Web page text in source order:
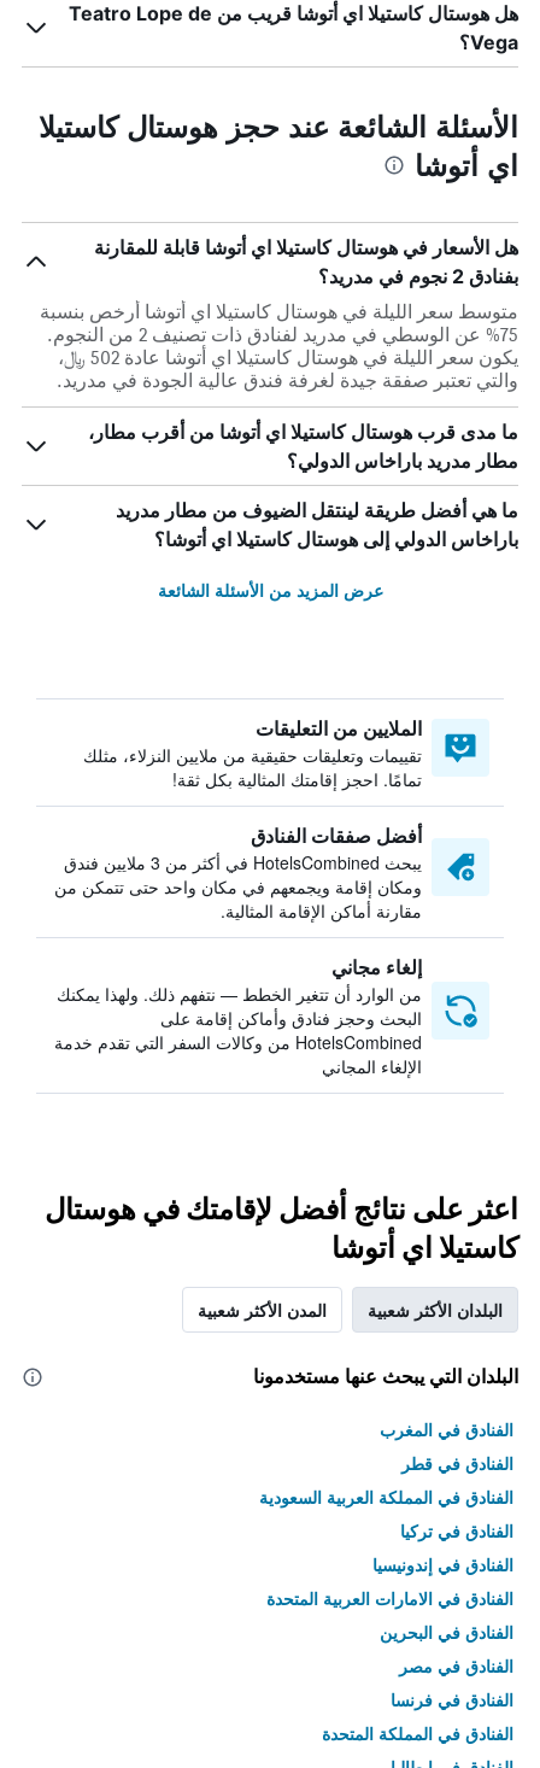
هل هوستال كاستيلا اي أتوشا قريب من Teatro Lope de
Vega؟
الأسئلة الشائعة عند حجز هوستال كاستيلا
اي أتوشا
هل الأسعار في هوستال كاستيلا اي أتوشا قابلة للمقارنة
بفنادق 2 نجوم في مدريد؟
متوسط سعر الليلة في هوستال كاستيلا اي أتوشا أرخص بنسبة
75% عن الوسطي في مدريد لفنادق ذات تصنيف 2 من النجوم.
يكون سعر الليلة في هوستال كاستيلا اي أتوشا عادة 502 ﷼،
والتي تعتبر صفقة جيدة لغرفة فندق عالية الجودة في مدريد.
ما مدى قرب هوستال كاستيلا اي أتوشا من أقرب مطار،
مطار مدريد باراخاس الدولي؟
ما هي أفضل طريقة لينتقل الضيوف من مطار مدريد
باراخاس الدولي إلى هوستال كاستيلا اي أتوشا؟
عرض المزيد من الأسئلة الشائعة
الملايين من التعليقات
تقييمات وتعليقات حقيقية من ملايين النزلاء، مثلك
تمامًا. احجز إقامتك المثالية بكل ثقة!
أفضل صفقات الفنادق
يبحث HotelsCombined في أكثر من 3 ملايين فندق
ومكان إقامة ويجمعهم في مكان واحد حتى تتمكن من
مقارنة أماكن الإقامة المثالية.
إلغاء مجاني
من الوارد أن تتغير الخطط — نتفهم ذلك. ولهذا يمكنك
البحث وحجز فنادق وأماكن إقامة على
HotelsCombined من وكالات السفر التي تقدم خدمة
الإلغاء المجاني
اعثر على نتائج أفضل لإقامتك في هوستال
كاستيلا اي أتوشا
البلدان الأكثر شعبية المدن الأكثر شعبية
البلدان التي يبحث عنها مستخدمونا
الفنادق في المغرب
الفنادق في قطر
الفنادق في المملكة العربية السعودية
الفنادق في تركيا
الفنادق في إندونيسيا
الفنادق في الامارات العربية المتحدة
الفنادق في البحرين
الفنادق في مصر
الفنادق في فرنسا
الفنادق في المملكة المتحدة